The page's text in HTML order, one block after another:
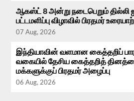
ஆகஸ்ட் 8 அன்று நடைபெறும் தில்லி
பட்டமளிப்பு விழாவில் பிரதமர்
07 Aug, 2026
இந்தியாவின் வளமான கைத்தறிப்
வகையில் தேசிய கைத்தறித்
மக்களுக்குப் பிரதமர் அழைப்பு
06 Aug, 2026